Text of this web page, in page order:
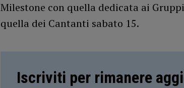
Milestone con quella dedicata ai
quella dei Cantanti sabato 15.
Iscriviti per rimanere